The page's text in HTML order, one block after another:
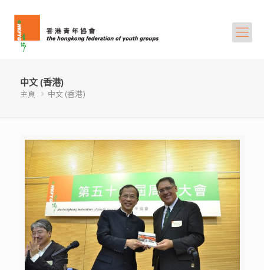
中文 (香港)
主頁 中文 (香港)